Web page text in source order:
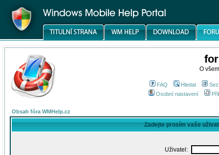
O
FAQ Hledat
Osobní nastavení
Obsah fóra WMHelp.cz
Zadejte prosím vaše
Uživatel: